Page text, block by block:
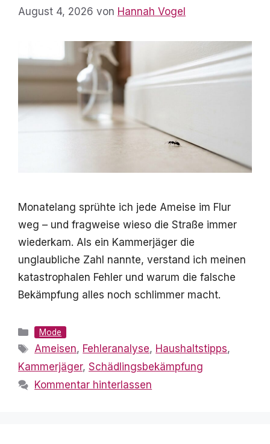
August 4, 2026 von Hannah Vogel
Monatelang sprühte ich jede Ameise im Flur
weg – und fragweise wieso die Straße immer
wiederkam. Als ein Kammerjäger die
unglaubliche Zahl nannte, verstand ich meinen
katastrophalen Fehler und warum die falsche
Bekämpfung alles noch schlimmer macht.
Kategorien
Mode
Schlagwörter
Ameisen, Fehleranalyse, Haushaltstipps,
Kammerjäger, Schädlingsbekämpfung
Kommentar hinterlassen